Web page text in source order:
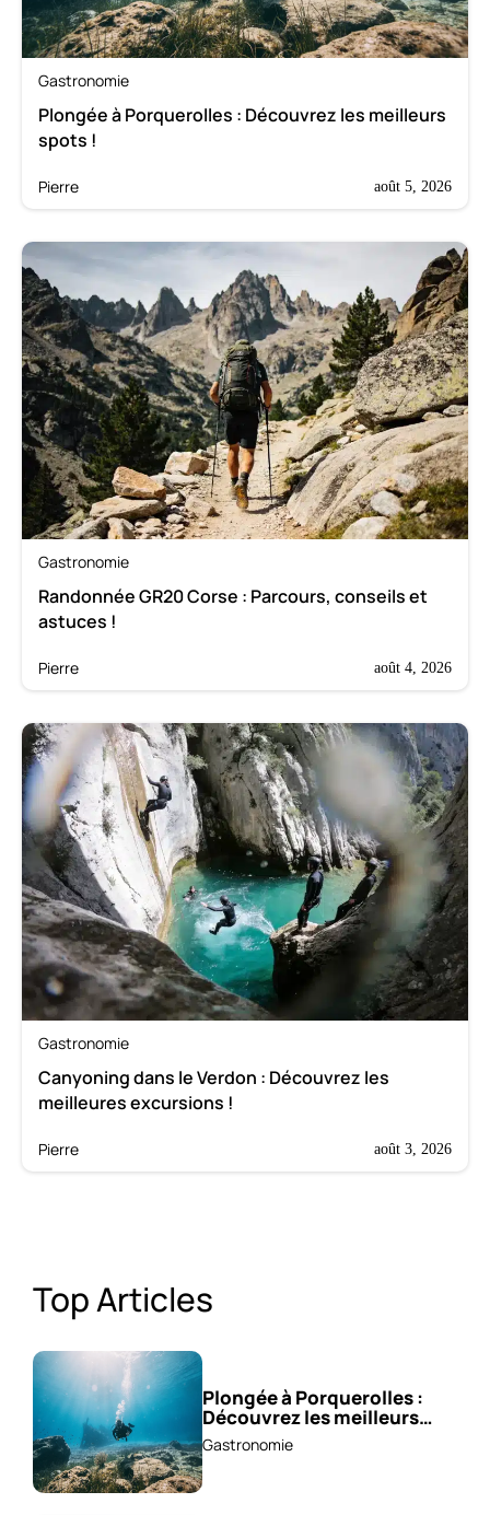
Gastronomie
Plongée à Porquerolles : Découvrez les meilleurs
spots !
Pierre août 5, 2026
Gastronomie
Randonnée GR20 Corse : Parcours, conseils et
astuces !
Pierre août 4, 2026
Gastronomie
Canyoning dans le Verdon : Découvrez les
meilleures excursions !
Pierre août 3, 2026
Top Articles
Plongée à Porquerolles :
Découvrez les meilleurs
spots !
Gastronomie